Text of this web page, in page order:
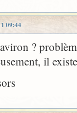
09:44
?
il